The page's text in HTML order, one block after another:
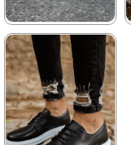
★ ★ ★
3.495,00 ₺
5.104,00 ₺